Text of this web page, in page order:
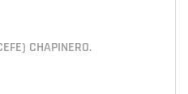
CHAPINERO.